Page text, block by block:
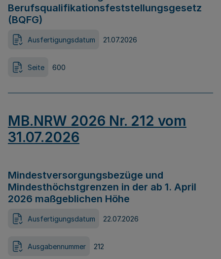
Berufsqualifikationsfeststellungsgesetz
(BQFG)
Ausfertigungsdatum 21.07.2026
Seite 600
MB.NRW 2026 Nr. 212 vom
31.07.2026
Mindestversorgungsbezüge und
Mindesthöchstgrenzen in der ab 1. April
2026 maßgeblichen Höhe
Ausfertigungsdatum 22.07.2026
Ausgabennummer 212